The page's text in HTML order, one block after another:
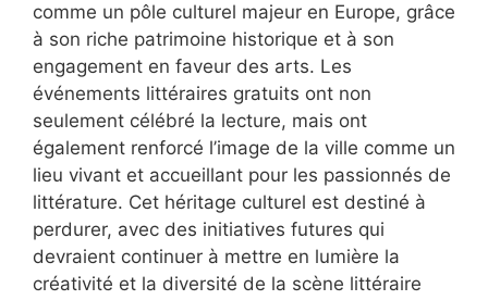
comme un pôle culturel majeur en Europe, grâce
à son riche patrimoine historique et à son
engagement en faveur des arts. Les
événements littéraires gratuits ont non
seulement célébré la lecture, mais ont
également renforcé l’image de la ville comme un
lieu vivant et accueillant pour les passionnés de
littérature. Cet héritage culturel est destiné à
perdurer, avec des initiatives futures qui
devraient continuer à mettre en lumière la
créativité et la diversité de la scène littéraire